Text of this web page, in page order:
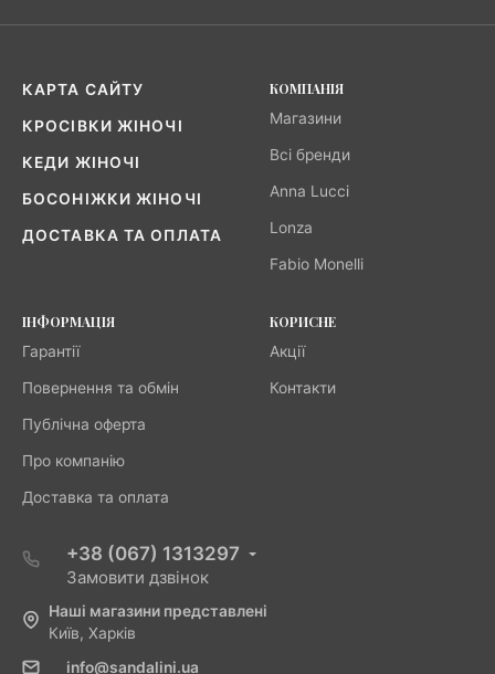
КАРТА САЙТУ
КРОСІВКИ ЖІНОЧІ
КЕДИ ЖІНОЧІ
БОСОНІЖКИ ЖІНОЧІ
ДОСТАВКА ТА ОПЛАТА
КОМПАНІЯ
Магазини
Всі бренди
Anna Lucci
Lonza
Fabio Monelli
ІНФОРМАЦІЯ
Гарантії
Повернення та обмін
Публічна оферта
Про компанію
Доставка та оплата
КОРИСНЕ
Акції
Контакти
+38 (067) 1313297
Замовити дзвінок
Наші магазини представлені
Київ, Харків
info@sandalini.ua